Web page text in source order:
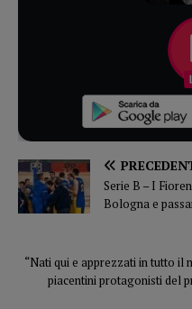
Serie B – I
Bologna e
“Nati qui e apprezzati in tutto il
piacentini protagonisti del